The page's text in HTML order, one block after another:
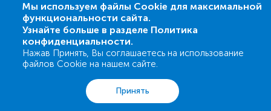
Мы используем файлы Cookie для максимальной
функциональности сайта.
Узнайте больше в разделе Политика
конфиденциальности.
Нажав Принять, Вы соглашаетесь на использование
файлов Cookie на нашем сайте.
Принять
© 2009- 2026| ПСМЛ «Ескулаб»
Акции Корзина